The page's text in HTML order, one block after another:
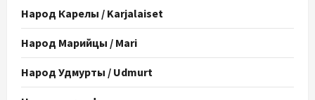
Народ Карелы / Karjalaiset
Народ Марийцы / Mari
Народ Удмурты / Udmurt